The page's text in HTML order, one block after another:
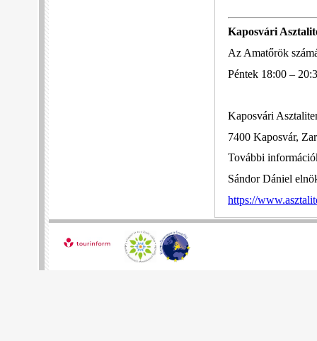
Kaposvári
Az Amatőrök
Péntek 18:00 –
Kaposvári
7400 Kaposvár,
További
Sándor Dániel
https://